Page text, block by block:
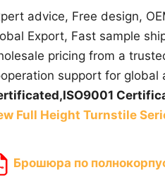
advice, Free design,
Export, Fast sample
pricing from a
support for global
ISO9001
Full Height Turnstile
Брошюра по